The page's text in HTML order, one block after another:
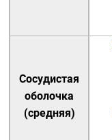
Сосудистая
оболочка
(средняя)